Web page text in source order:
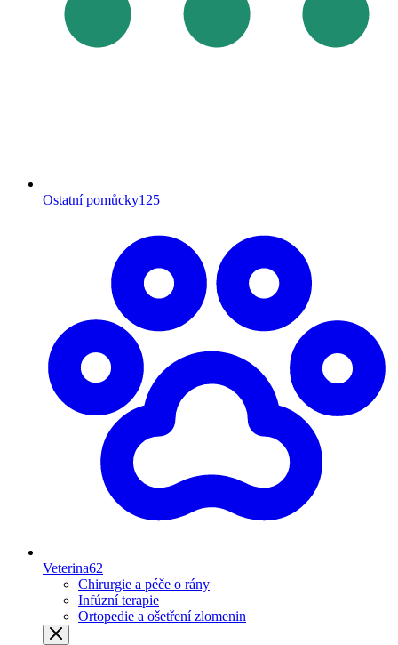
Ostatní pomůcky125
Veterina62
Chirurgie a péče o rány
Infúzní terapie
Ortopedie a ošetření zlomenin